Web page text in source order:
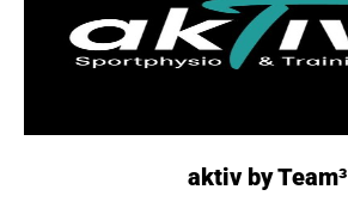
aktiv by Team³